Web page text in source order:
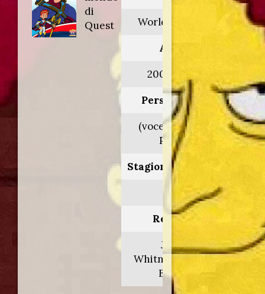
di
Quest
World of Quest
Anno:
2008>2009
Personaggio:
(voce orig. Ron
Pardo)
Stagione.Episodio:
Regia di:
Jamie
Whitney/Paul H.
Brown